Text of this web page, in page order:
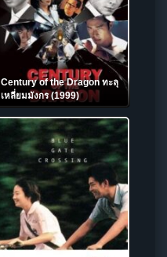
Century of the Dragon ทะลุ
เหลี่ยมมังกร (1999)